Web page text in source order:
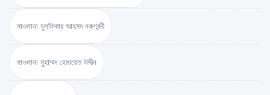
মাওলানা যুলফিকার আহমদ নকশবন্দী
মাওলানা মুহাম্মদ হেমায়েত উদ্দীন